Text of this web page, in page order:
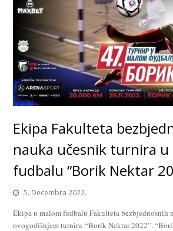
Ekipa Fakulteta
nauka učesnik turnira u
fudbalu “Borik Nektar
5. Decembra 2022.
Ekipa u malom fudbalu Fakulteta bezbjednosnih
ovogodišnjem turniru “Borik Nektar 2022”.